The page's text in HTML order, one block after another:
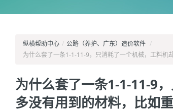
纵横帮助中心 / 公路（养护、广东）造价软件 /
为什么套了一条1-1-11-9，只消耗了一个机械，工料机
为什么套了一条1-1-11-9
多没有用到的材料，比如重